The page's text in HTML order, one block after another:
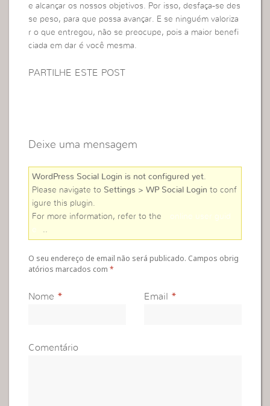
e alcançar os nossos objetivos. Por isso, desfaça-se des
se peso, para que possa avançar. E se ninguém valoriza
r o que entregou, não se preocupe, pois a maior benefi
ciada em dar é você mesma.
PARTILHE ESTE POST
Deixe uma mensagem
WordPress Social Login is not configured yet
Please navigate to Settings > WP Social Login to conf
igure this plugin.
For more information, refer to the
online user guid
e
O seu endereço de email não será publicado. Campos obrig
atórios marcados com*
Nome * Email *
Comentário